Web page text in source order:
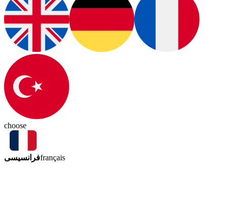
choose
فرانسیسیfrançais